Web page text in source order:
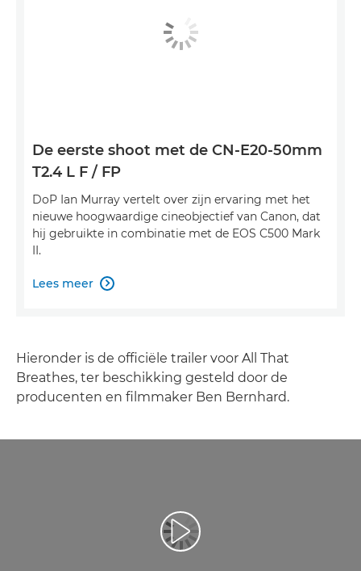
De eerste shoot met de CN-E20-50mm
T2.4 L F / FP
DoP Ian Murray vertelt over zijn ervaring met het
nieuwe hoogwaardige cineobjectief van Canon, dat
hij gebruikte in combinatie met de EOS C500 Mark
II.
Lees meer 
Hieronder is de officiële trailer voor All That
Breathes, ter beschikking gesteld door de
producenten en filmmaker Ben Bernhard.
Video afspelen